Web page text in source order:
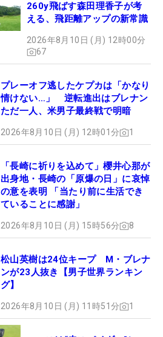
260y飛ばす森田理香子が考
える、飛距離アップの新常識
2026年8月10日 (月) 12時00分
67
プレーオフ逃したケプカは「かなり
情けない…」 逆転進出はブレナン
ただ一人、米男子最終戦で明暗
2026年8月10日 (月) 12時01分 1
「長崎に祈りを込めて」櫻井心那が
出身地・長崎の「原爆の日」に哀悼
の意を表明 「当たり前に生活でき
ていることに感謝」
2026年8月10日 (月) 15時56分 8
松山英樹は24位キープ M・ブレナ
ンが23人抜き【男子世界ランキン
グ】
2026年8月10日 (月) 11時51分 1